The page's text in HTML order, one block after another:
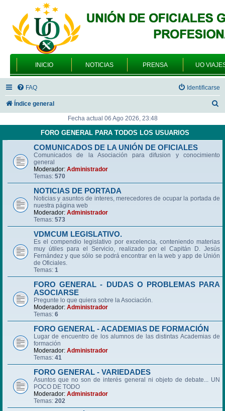
INICIO NOTICIAS PRENSA UO
FAQ Identificarse
Índice general
c
Fecha actual 06 Ago 2026, 23:48
FORO GENERAL PARA TODOS LOS USUARIOS
COMUNICADOS DE LA UNIÓN DE OFICIALES
Comunicados de la Asociación para difusion y conocimiento
general
Moderador: Administrador
Temas: 570
NOTICIAS DE PORTADA
Noticias y asuntos de interes, merecedores de ocupar la portada de
nuestra página web
Moderador: Administrador
Temas: 573
VDMCUM LEGISLATIVO.
Es el compendio legislativo por excelencia, conteniendo materias
muy útiles para el Servicio, realizado por el Capitán D. Jesús
Fernández y que sólo se podrá encontrar en la web y app de Unión
de Oficiales.
Temas: 1
FORO GENERAL - DUDAS O PROBLEMAS PARA
ASOCIARSE
Pregunte lo que quiera sobre la Asociación.
Moderador: Administrador
Temas: 6
FORO GENERAL - ACADEMIAS DE FORMACIÓN
Lugar de encuentro de los alumnos de las distintas Academias de
formación
Moderador: Administrador
Temas: 41
FORO GENERAL - VARIEDADES
Asuntos que no son de interés general ni objeto de debate... UN
POCO DE TODO
Moderador: Administrador
Temas: 202